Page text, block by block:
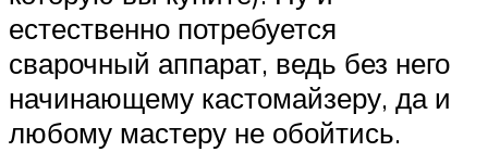
естественно потребуется
сварочный аппарат, ведь без него
начинающему кастомайзеру, да и
любому мастеру не обойтись.